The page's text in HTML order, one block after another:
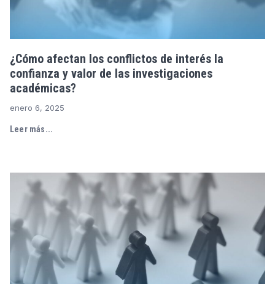
¿Cómo afectan los conflictos de interés la
confianza y valor de las investigaciones
académicas?
enero 6, 2025
Leer más...